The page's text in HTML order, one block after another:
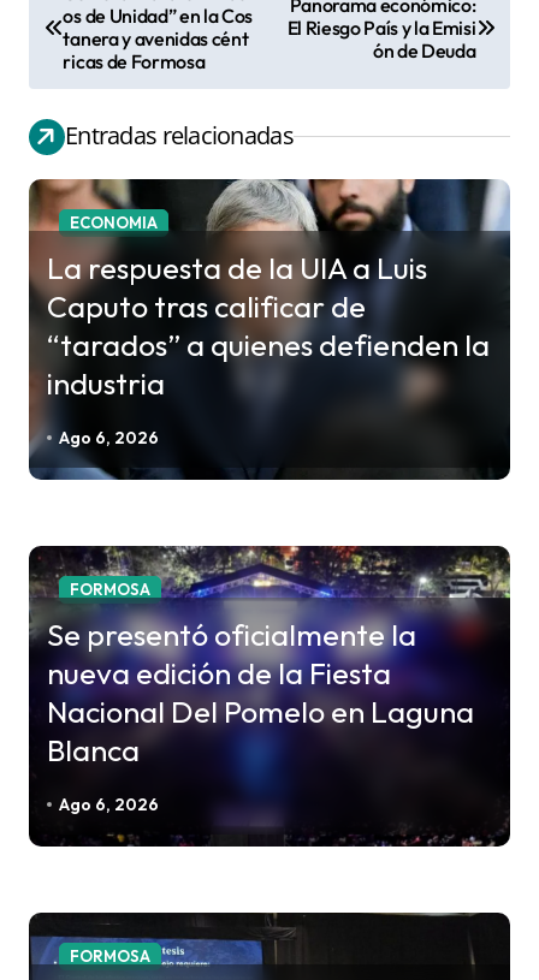
v
e
g
a
c
ó
d
e
n
r
a
d
os de Unidad” en la Cos
tanera y avenidas cént
ricas de Formosa
El Riesgo País y la Emisi
ón de Deuda
Entradas relacionadas
ECONOMIA
La respuesta de la UIA a Luis
Caputo tras calificar de
“tarados” a quienes defienden la
industria
Ago 6, 2026
FORMOSA
Se presentó oficialmente la
nueva edición de la Fiesta
Nacional Del Pomelo en Laguna
Blanca
Ago 6, 2026
FORMOSA